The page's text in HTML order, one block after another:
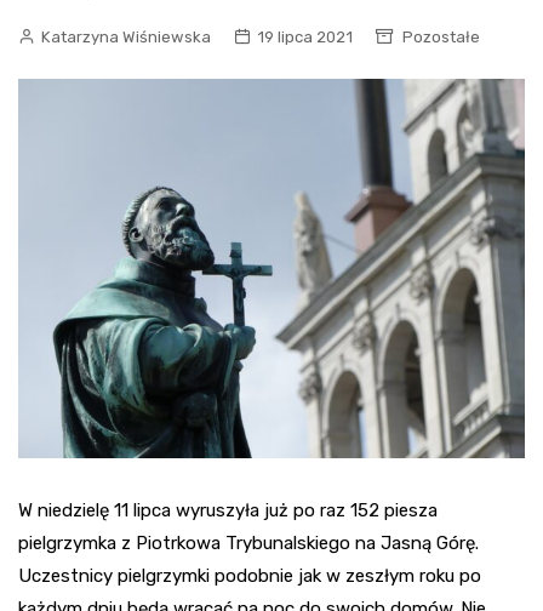
Katarzyna Wiśniewska 19 lipca 2021 Pozostałe
W niedzielę 11 lipca wyruszyła już po raz 152 piesza
pielgrzymka z Piotrkowa Trybunalskiego na Jasną Górę.
Uczestnicy pielgrzymki podobnie jak w zeszłym roku po